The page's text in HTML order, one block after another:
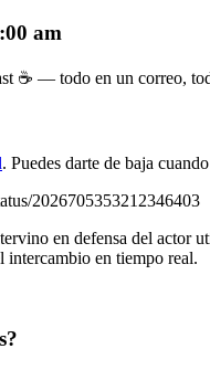
am
☕ — todo en un correo,
. Puedes darte de baja
2026705353212346403
en defensa del actor
intercambio en tiempo real.